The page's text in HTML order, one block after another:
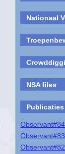
Nationaal
NSA files
Publicaties